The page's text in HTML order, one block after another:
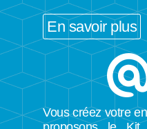
En savoir plus
Vous créez votre